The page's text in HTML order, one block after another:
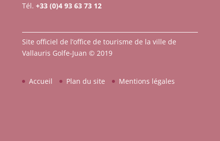
Tél. +33 (0)4 93 63 73 12
Site officiel de l’office de tourisme de la ville de
Vallauris Golfe-Juan © 2019
Accueil Plan du site Mentions légales